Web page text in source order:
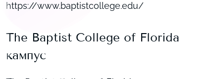
https://www.baptistcollege.edu/
The Baptist College of Florida
кампус